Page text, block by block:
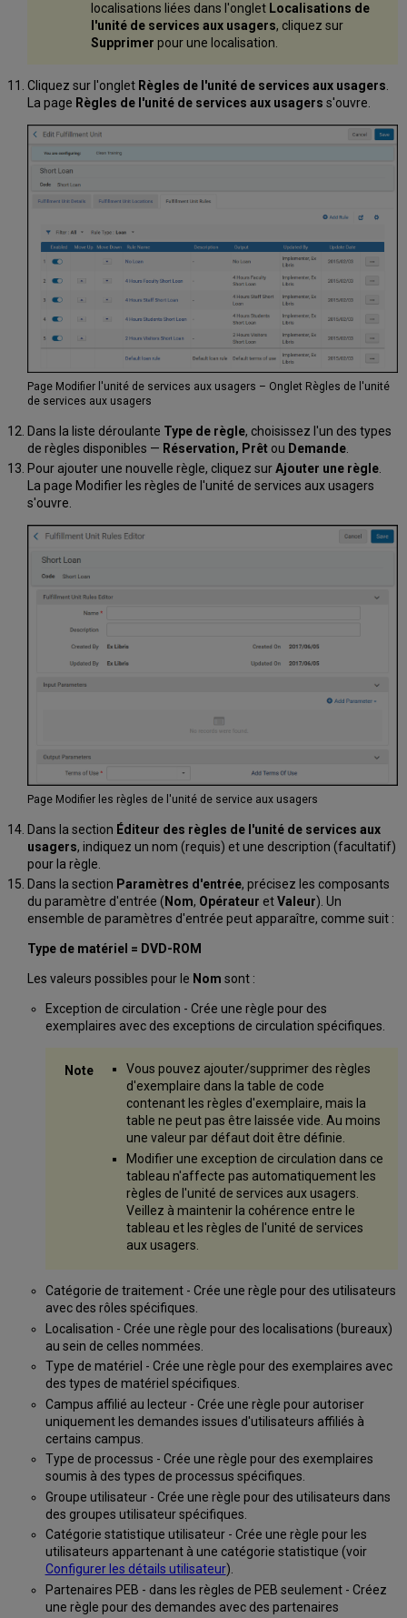
localisations liées dans l'onglet Localisations de
l'unité de services aux usagers, cliquez sur
Supprimer pour une localisation.
Cliquez sur l'onglet Règles de l'unité de services aux usagers.
La page Règles de l'unité de services aux usagers s'ouvre.
Page Modifier l'unité de services aux usagers – Onglet Règles de l'unité
de services aux usagers
Dans la liste déroulante Type de règle, choisissez l'un des types
de règles disponibles — Réservation, Prêtou Demande.
Pour ajouter une nouvelle règle, cliquez surAjouter une règle.
La page Modifier les règles de l'unité de services aux usagers
s'ouvre.
Page Modifier les règles de l'unité de service aux usagers
Dans la section Éditeur des règles de l'unité de services aux
usagers, indiquez un nom (requis) et une description (facultatif)
pour la règle.
Dans la section Paramètres d'entrée, précisez les composants
du paramètre d'entrée ( Nom, Opérateur etValeur). Un
ensemble de paramètres d'entrée peut apparaître, comme suit :
Type de matériel = DVD-ROM
Les valeurs possibles pour le Nom sont :
Exception de circulation - Crée une règle pour des
exemplaires avec des exceptions de circulation spécifiques.
Vous pouvez ajouter/supprimer des règles
d'exemplaire dans la table de code
contenant les règles d'exemplaire, mais la
table ne peut pas être laissée vide. Au moins
une valeur par défaut doit être définie.
Modifier une exception de circulation dans ce
tableau n'affecte pas automatiquement les
règles de l'unité de services aux usagers.
Veillez à maintenir la cohérence entre le
tableau et les règles de l'unité de services
aux usagers.
Catégorie de traitement - Crée une règle pour des utilisateurs
avec des rôles spécifiques.
Localisation - Crée une règle pour des localisations (bureaux)
au sein de celles nommées.
Type de matériel - Crée une règle pour des exemplaires avec
des types de matériel spécifiques.
Campus affilié au lecteur - Crée une règle pour autoriser
uniquement les demandes issues d'utilisateurs affiliés à
certains campus.
Type de processus - Crée une règle pour des exemplaires
soumis à des types de processus spécifiques.
Groupe utilisateur - Crée une règle pour des utilisateurs dans
des groupes utilisateur spécifiques.
Catégorie statistique utilisateur - Crée une règle pour les
utilisateurs appartenant à une catégorie statistique (voir
Configurer les détails utilisateur).
Partenaires PEB - dans les règles de PEB seulement - Créez
une règle pour des demandes avec des partenaires